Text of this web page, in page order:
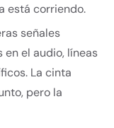
está corriendo.
señales
en el audio, líneas
La cinta
pero la